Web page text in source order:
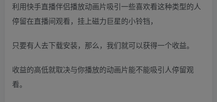
利用快手直播伴侣播放动画片吸引一些喜欢看这种类型的人
停留在直播间观看，挂上磁力巨星的小铃铛，
只要有人去下载安装，那么，我们就可以获得一个收益。
收益的高低就取决与你播放的动画片能不能吸引人停留观
看。